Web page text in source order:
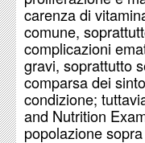
carenza di
comune,
complicazioni
gravi, soprattutto
comparsa dei
condizione;
and Nutrition
popolazione